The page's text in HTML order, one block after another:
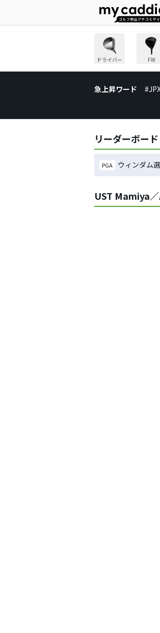
ドライバー FW
急上昇ワード
リーダーボード
PGA ウィンダム
UST Mamiya